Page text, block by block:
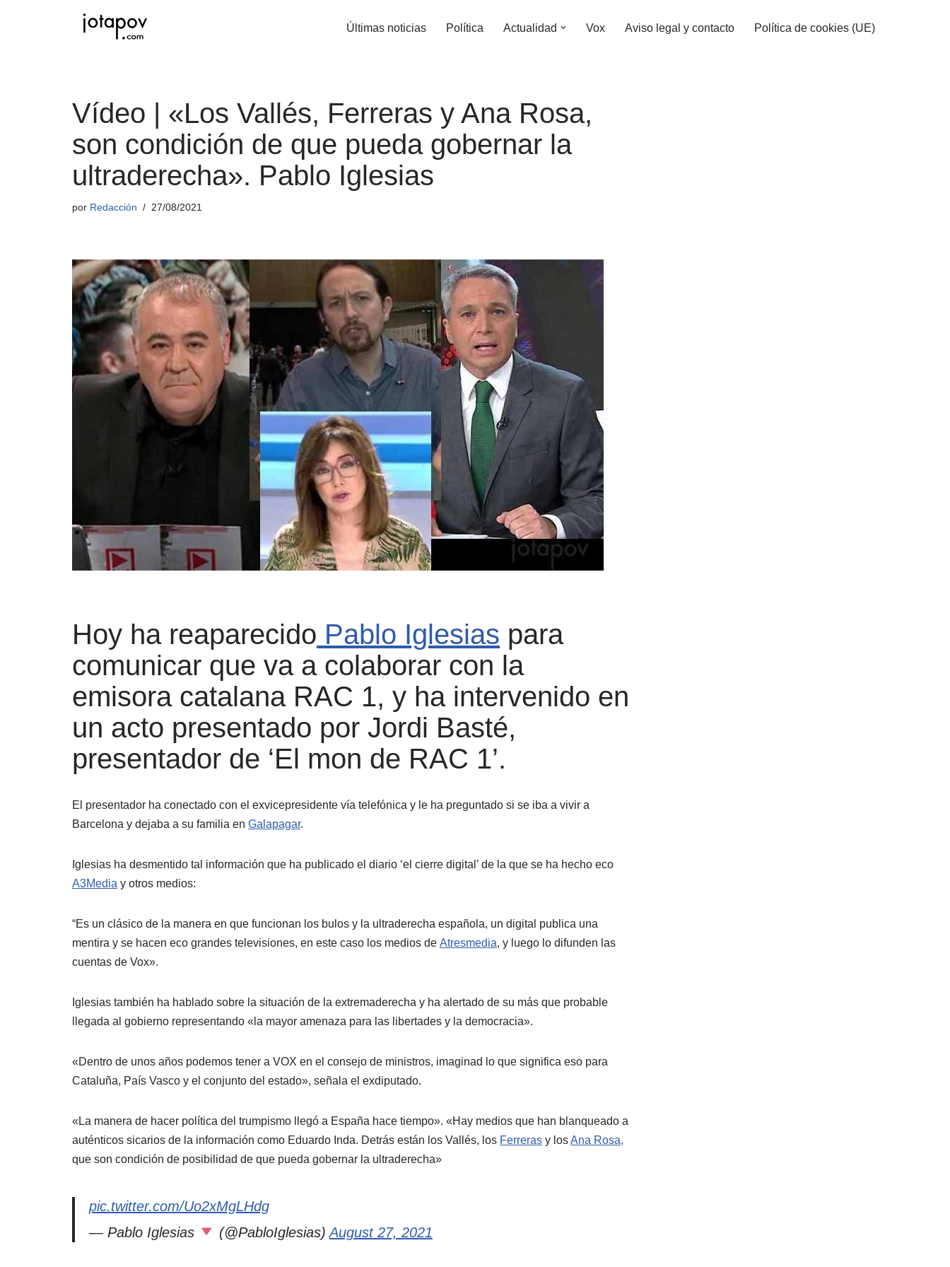
Últimas noticias Política Actualidad Vox Aviso legal y contacto Política de cookies (UE)
Vídeo | «Los Vallés, Ferreras y Ana Rosa,
son condición de que pueda gobernar la
ultraderecha». Pablo Iglesias
por Redacción 27/08/2021
Hoy ha reaparecido Pablo Iglesias para
comunicar que va a colaborar con la
emisora catalana RAC 1, y ha intervenido en
un acto presentado por Jordi Basté,
presentador de ‘El mon de RAC 1’.
El presentador ha conectado con el exvicepresidente vía telefónica y le ha preguntado si se iba a vivir a
Barcelona y dejaba a su familia en Galapagar.
Iglesias ha desmentido tal información que ha publicado el diario ‘el cierre digital’ de la que se ha hecho eco
A3Media y otros medios:
“Es un clásico de la manera en que funcionan los bulos y la ultraderecha española, un digital publica una
mentira y se hacen eco grandes televisiones, en este caso los medios de Atresmedia, y luego lo difunden las
cuentas de Vox».
Iglesias también ha hablado sobre la situación de la extremaderecha y ha alertado de su más que probable
llegada al gobierno representando «la mayor amenaza para las libertades y la democracia».
«Dentro de unos años podemos tener a VOX en el consejo de ministros, imaginad lo que significa eso para
Cataluña, País Vasco y el conjunto del estado», señala el exdiputado.
«La manera de hacer política del trumpismo llegó a España hace tiempo». «Hay medios que han blanqueado a
auténticos sicarios de la información como Eduardo Inda. Detrás están los Vallés, los Ferreras y losAna Rosa,
que son condición de posibilidad de que pueda gobernar la ultraderecha»
pic.twitter.com/Uo2xMgLHdg
— Pablo Iglesias
(@PabloIglesias)August 27, 2021